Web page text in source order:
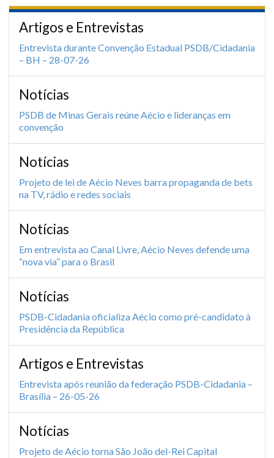
Artigos e Entrevistas
Entrevista durante Convenção Estadual PSDB/Cidadania
– BH – 28-07-26
Notícias
PSDB de Minas Gerais reúne Aécio e lideranças em
convenção
Notícias
Projeto de lei de Aécio Neves barra propaganda de bets
na TV, rádio e redes sociais
Notícias
Em entrevista ao Canal Livre, Aécio Neves defende uma
“nova via” para o Brasil
Notícias
PSDB-Cidadania oficializa Aécio como pré-candidato à
Presidência da República
Artigos e Entrevistas
Entrevista após reunião da federação PSDB-Cidadania –
Brasília – 26-05-26
Notícias
Projeto de Aécio torna São João del-Rei Capital